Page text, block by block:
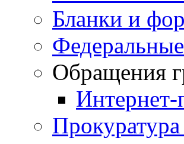
Бланки и
Обращения
Прокуратура